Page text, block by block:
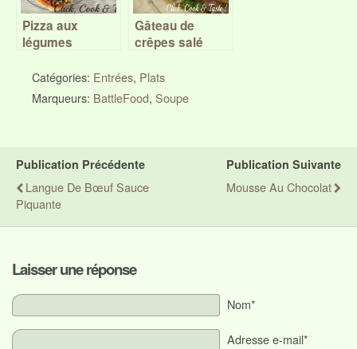
Pizza aux
légumes
Battle Food #28
Gâteau de
crêpes salé
jambon,
champignons) –
Battle food #15
Catégories: Entrées, Plats
Marqueurs: BattleFood, Soupe
Publication Précédente
Langue De Bœuf Sauce
Piquante
Publication Suivante
Mousse Au Chocolat
Laisser une réponse
Nom*
Adresse e-mail*